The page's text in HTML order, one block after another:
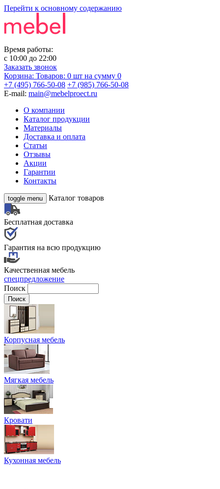
Перейти к основному содержанию
Время работы:
с 10:00 до 22:00
Заказать звонок
Корзина: Товаров: 0 шт на сумму 0
+7 (495) 766-50-08 +7 (985) 766-50-08
E-mail: main@mebelproect.ru
О компании
Каталог продукции
Материалы
Доставка и оплата
Статьи
Отзывы
Акции
Гарантии
Контакты
toggle menu Каталог товаров
Бесплатная доставка
Гарантия на всю продукцию
Качественная мебель
спецпредложение
Поиск
Корпусная мебель
Мягкая мебель
Кровати
Кухонная мебель